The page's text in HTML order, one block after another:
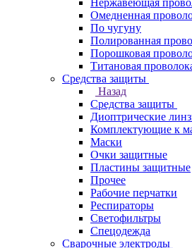
Нержавеющая
Омедненная
По чугуну
Полированная
Порошковая
Титановая
Средства защиты
Назад
Средства защиты
Диоптрические
Комплектующие к
Маски
Очки защитные
Пластины защитные
Прочее
Рабочие перчатки
Респираторы
Светофильтры
Спецодежда
Сварочные электроды